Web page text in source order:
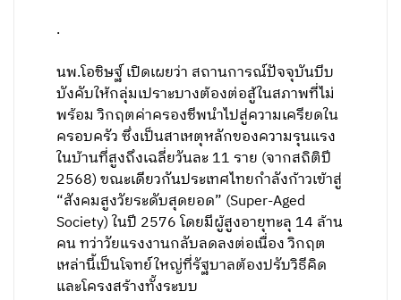
.
นพ.โอชิษฐ์ เปิดเผยว่า สถานการณ์ปัจจุบันบีบ
บังคับให้กลุ่มเปราะบางต้องต่อสู้ในสภาพที่ไม่
พร้อม วิกฤตค่าครองชีพนำไปสู่ความเครียดใน
ครอบครัว ซึ่งเป็นสาเหตุหลักของความรุนแรง
ในบ้านที่สูงถึงเฉลี่ยวันละ 11 ราย (จากสถิติปี
2568) ขณะเดียวกันประเทศไทยกำลังก้าวเข้าสู่
“สังคมสูงวัยระดับสุดยอด” (Super-Aged
Society) ในปี 2576 โดยมีผู้สูงอายุทะลุ 14 ล้าน
คน ทว่าวัยแรงงานกลับลดลงต่อเนื่อง วิกฤต
เหล่านี้เป็นโจทย์ใหญ่ที่รัฐบาลต้องปรับวิธีคิด
และโครงสร้างทั้งระบบ